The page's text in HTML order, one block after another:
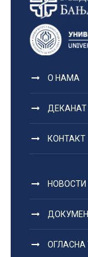
О НАМА
ДЕКАНАТ
КОНТАКТ
НОВОСТИ
ОГЛАСНА